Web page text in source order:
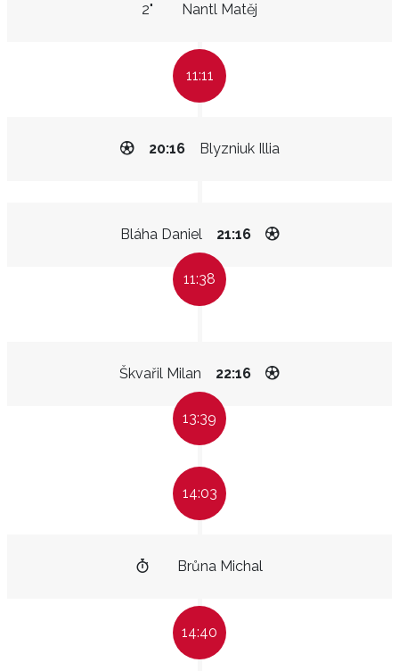
Nantl Matěj
2"
11:11
Blyzniuk Illia
20:16
Bláha Daniel 21:16
11:38
Škvařil Milan 22:16
13:39
14:03
Brůna Michal
14:40